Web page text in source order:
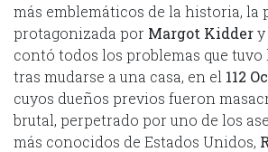
más emblemáticos de la historia, la
protagonizada por Margot Kiddery
contó todos los problemas que tuvo
tras mudarse a una casa, en el 112
cuyos dueños previos fueron
brutal, perpetrado por uno de los
más conocidos de Estados Unidos,